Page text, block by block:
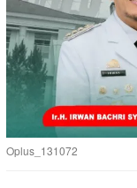
Oplus_131072